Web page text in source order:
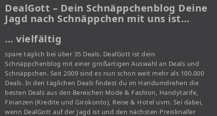
DealGott – Dein Schnäppchenblog Deine
Jagd nach Schnäppchen mit uns ist…
… vielfältig
spare täglich bei über 35 Deals. DealGott ist dein
Schnäppchenblog mit einer großartigen Auswahl an Deals und
Schnäppchen. Seit 2009 sind es nun schon weit mehr als 100.000
Deals. In den täglichen Deals findest du im Handumdrehen die
besten Deals aus den Bereichen Mode & Fashion, Handytarife,
Finanzen (Kredite und Girokonto), Reise & Hotel uvm. Sei dabei,
wenn DealGott auf der Jagd ist und den nächsten Preisknaller